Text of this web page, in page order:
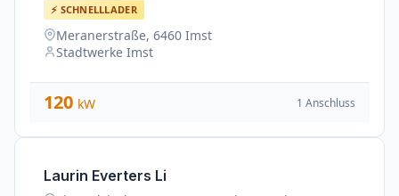
⚡ SCHNELLLADER
Meranerstraße, 6460 Imst
Stadtwerke Imst
120 kW 1 Anschluss
Laurin Everters Li